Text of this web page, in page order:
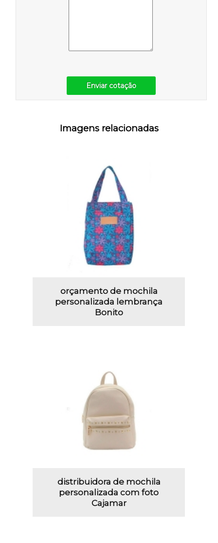
Enviar cotação
Imagens relacionadas
orçamento de mochila
personalizada lembrança
Bonito
distribuidora de mochila
personalizada com foto
Cajamar